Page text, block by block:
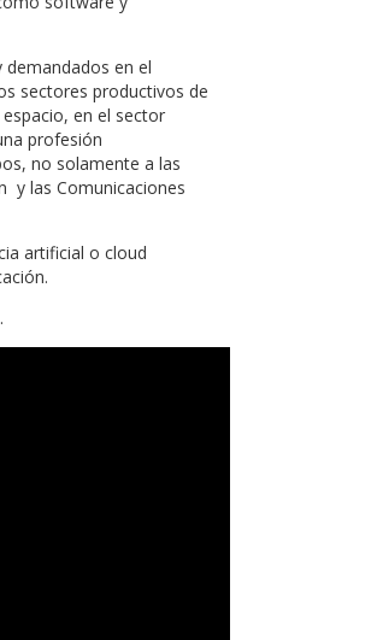
demandados en el
sectores productivos de
en el sector
profesión
no solamente a las
y las Comunicaciones
artificial o cloud